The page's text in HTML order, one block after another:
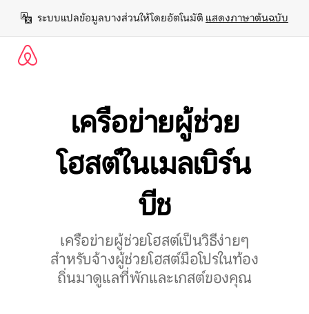
ยัง
เนื้อหา
ระบบแปลข้อมูลบางส่วนให้โดยอัตโนมัติ แสดงภาษาต้นฉบับ
เครือข่ายผู้ช่วย
โฮสต์ในเมลเบิร์น
บีช
เครือข่ายผู้ช่วยโฮสต์เป็นวิธีง่ายๆ
สำหรับจ้างผู้ช่วยโฮสต์มือโปรในท้อง
ถิ่นมาดูแลที่พักและเกสต์ของคุณ